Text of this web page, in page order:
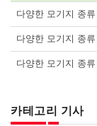
다양한 모기지 종
다양한 모기지 종
다양한 모기지 종
카테고리 기사